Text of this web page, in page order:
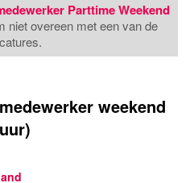
Parttime Weekend
niet overeen met een van de
weekend